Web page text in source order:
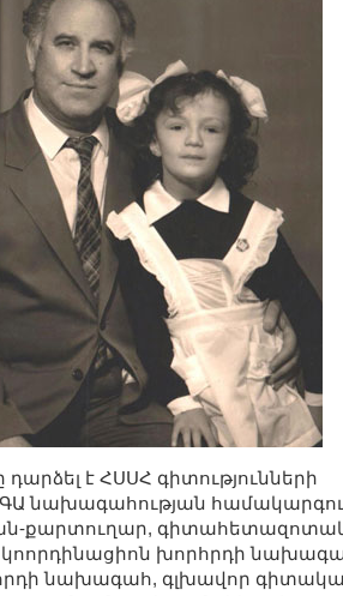
է ՀՍՍՀ գիտությունների
նախագահության
քարտուղար,
կոորդինացիոն խորհրդի
նախագահ, գլխավոր